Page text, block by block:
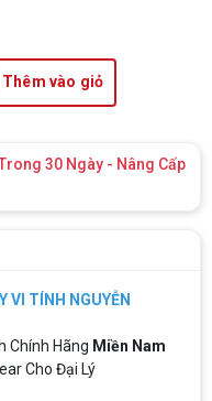
Thêm vào giỏ
30 Ngày - Nâng Cấp
VI TÍNH NGUYỄN
Chính Hãng Miền Nam
Cho Đại Lý